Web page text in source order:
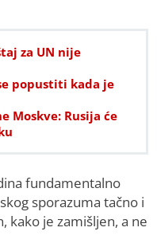
za UN nije
popustiti kada je
Moskve: Rusija će
fundamentalno
sporazuma tačno i
kako je zamišljen, a ne